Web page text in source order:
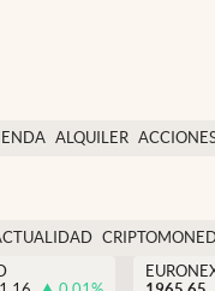
ALQUILER